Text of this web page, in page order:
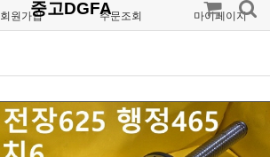
회원가입 주문조회 마이페이지
중고DGFA